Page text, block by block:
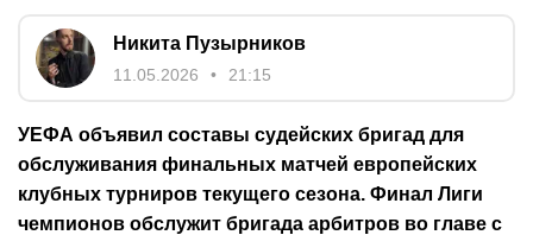
Никита Пузырников
11.05.2026 21:15
УЕФА объявил составы судейских бригад для
обслуживания финальных матчей европейских
клубных турниров текущего сезона. Финал Лиги
чемпионов обслужит бригада арбитров во главе с